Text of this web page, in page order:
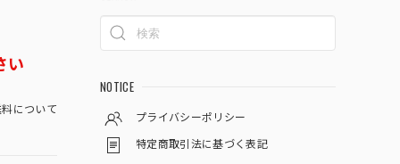
い
について
NOTICE
プライバシーポリシー
特定商取引法に基づく表記